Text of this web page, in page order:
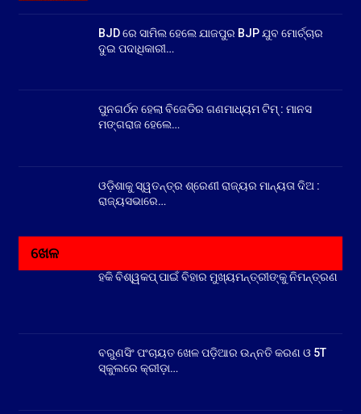
BJD ରେ ସାମିଲ ହେଲେ ଯାଜପୁର BJP ଯୁବ ମୋର୍ଚ୍ଚାର
ଦୁଇ ପଦାଧିକାରୀ…
ପୁନଗର୍ଠନ ହେଲା ବିଜେଡିର ଗଣମାଧ୍ୟମ ଟିମ୍ : ମାନସ
ମଙ୍ଗରାଜ ହେଲେ…
ଓଡ଼ିଶାକୁ ସ୍ୱତନ୍ତ୍ର ଶ୍ରେଣୀ ରାଜ୍ୟର ମାନ୍ୟତା ଦିଅ :
ରାଜ୍ୟସଭାରେ…
ଖେଳ
ହକି ବିଶ୍ୱକପ୍ ପାଇଁ ବିହାର ମୁଖ୍ୟମନ୍ତ୍ରୀଙ୍କୁ ନିମନ୍ତ୍ରଣ
ବରୁଣସିଂ ପଂଚାୟତ ଖେଳ ପଡ଼ିଆର ଉନ୍ନତି କରଣ ଓ 5T
ସ୍କୁଲରେ କ୍ରୀଡ଼ା…